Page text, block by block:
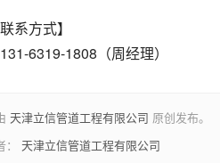
联系方式】
6319-1808（周经理）
天津立信管道工程有限公司 原创发布。
： 天津立信管道工程有限公司